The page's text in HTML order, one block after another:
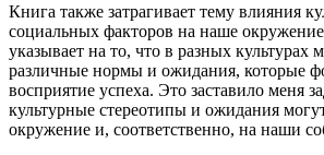
Книга также затрагивает тему влияния
социальных факторов на наше
указывает на то, что в разных культурах
различные нормы и ожидания, которые
восприятие успеха. Это заставило меня
культурные стереотипы и ожидания
окружение и, соответственно, на наши